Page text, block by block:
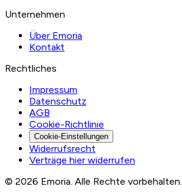
Unternehmen
Über Emoria
Kontakt
Rechtliches
Impressum
Datenschutz
AGB
Cookie-Richtlinie
Cookie-Einstellungen
Widerrufsrecht
Verträge hier widerrufen
© 2026 Emoria. Alle Rechte vorbehalten.